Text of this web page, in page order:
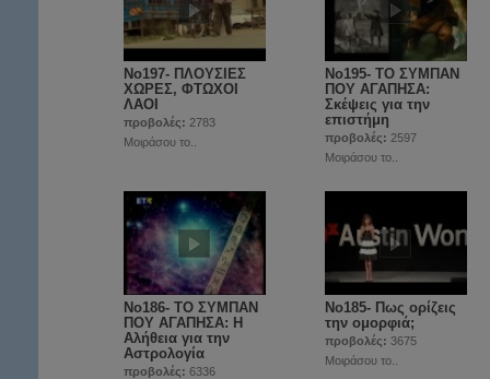
Νο197- ΠΛΟΥΣΙΕΣ
ΧΩΡΕΣ, ΦΤΩΧΟΙ
ΛΑΟΙ
προβολές: 2783
Μοιράσου το..
No195- ΤΟ ΣΥΜΠΑΝ
ΠΟΥ ΑΓΑΠΗΣΑ:
Σκέψεις για την
επιστήμη
προβολές: 2597
Μοιράσου το..
No186- ΤΟ ΣΥΜΠΑΝ
ΠΟΥ ΑΓΑΠΗΣΑ: Η
Αλήθεια για την
Αστρολογία
προβολές: 6336
Νο185- Πως ορίζεις
την ομορφιά;
προβολές: 3675
Μοιράσου το..